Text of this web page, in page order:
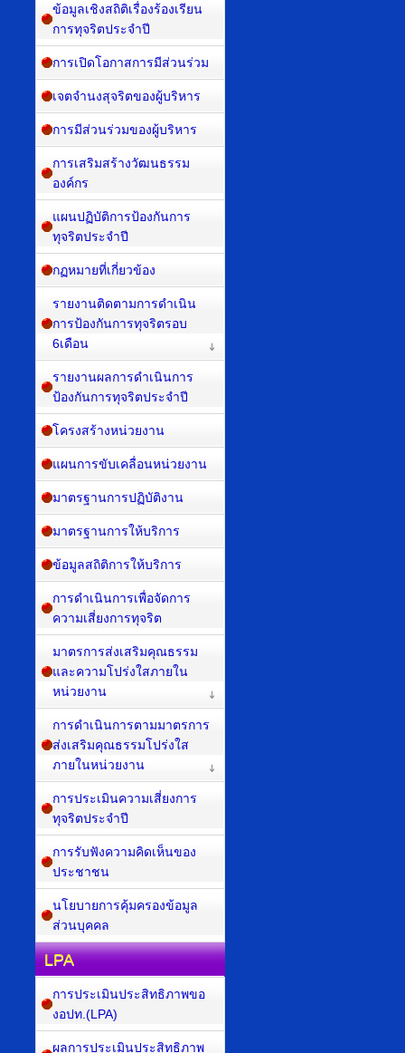
ข้อมูลเชิงสถิติเรื่องร้องเรียน
การทุจริตประจำปี
การเปิดโอกาสการมีส่วนร่วม
เจตจำนงสุจริตของผู้บริหาร
การมีส่วนร่วมของผู้บริหาร
การเสริมสร้างวัฒนธรรม
องค์กร
แผนปฏิบัติการป้องกันการ
ทุจริตประจำปี
กฏหมายที่เกี่ยวข้อง
รายงานติดตามการดำเนิน
การป้องกันการทุจริตรอบ
6เดือน
รายงานผลการดำเนินการ
ป้องกันการทุจริตประจำปี
โครงสร้างหน่วยงาน
แผนการขับเคลื่อนหน่วยงาน
มาตรฐานการปฏิบัติงาน
มาตรฐานการให้บริการ
ข้อมูลสถิติการให้บริการ
การดำเนินการเพื่อจัดการ
ความเสี่ยงการทุจริต
มาตรการส่งเสริมคุณธรรม
และความโปร่งใสภายใน
หน่วยงาน
การดำเนินการตามมาตรการ
ส่งเสริมคุณธรรมโปร่งใส
ภายในหน่วยงาน
การประเมินความเสี่ยงการ
ทุจริตประจำปี
การรับฟังความคิดเห็นของ
ประชาชน
นโยบายการคุ้มครองข้อมูล
ส่วนบุคคล
LPA
การประเมินประสิทธิภาพขอ
งอปท.(LPA)
ผลการประเมินประสิทธิภาพ